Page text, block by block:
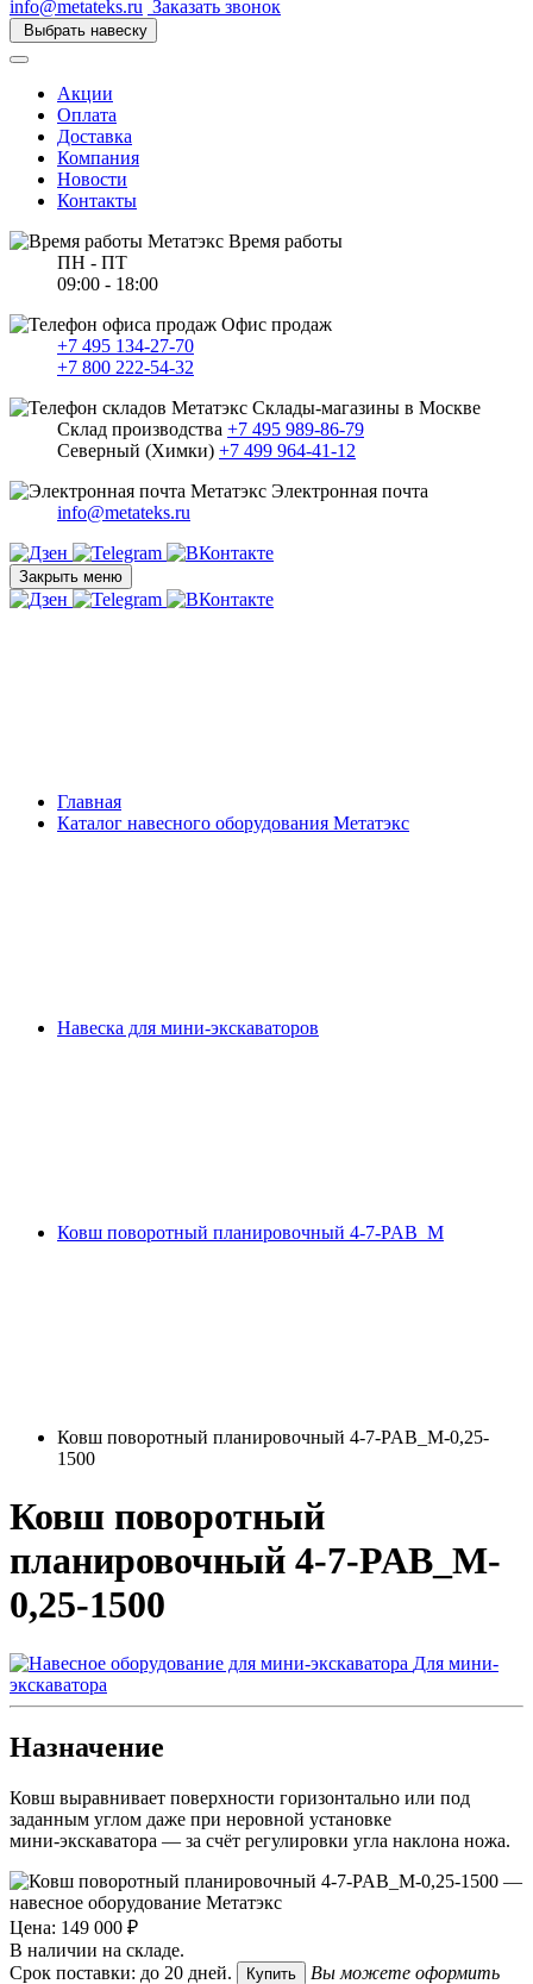
info@metateks.ru Заказать звонок
Выбрать навеску
Акции
Оплата
Доставка
Компания
Новости
Контакты
Время работы
ПН - ПТ
09:00 - 18:00
Офис продаж
+7 495 134-27-70
+7 800 222-54-32
Склады-магазины в Москве
Склад производства +7 495 989-86-79
Северный (Химки) +7 499 964-41-12
Электронная почта
info@metateks.ru
Закрыть меню
Главная
Каталог навесного оборудования Метатэкс
Навеска для мини-экскаваторов
Ковш поворотный планировочный 4-7-PAB_M
Ковш поворотный планировочный 4-7-PAB_M-0,25-
1500
Ковш поворотный
планировочный 4-7-PAB_M-
0,25-1500
Для мини-
экскаватора
Назначение
Ковш выравнивает поверхности горизонтально или под
заданным углом даже при неровной установке
мини‑экскаватора — за счёт регулировки угла наклона ножа.
Цена: 149 000 ₽
В наличии на складе.
Срок поставки: до 20 дней.
Купить
Вы можете оформить